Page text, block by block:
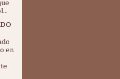
en